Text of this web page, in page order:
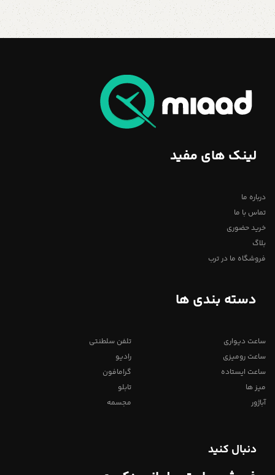
لینک های مفید
درباره ما
تماس با ما
خرید حضوری
بلاگ
فروشگاه ما در ترب
دسته بندی ها
ساعت دیواری
ساعت رومیزی
ساعت ایستاده
میز ها
آباژور
تلفن سلطنتی
رادیو
گرامافون
تابلو
مجسمه
دنبال کنید